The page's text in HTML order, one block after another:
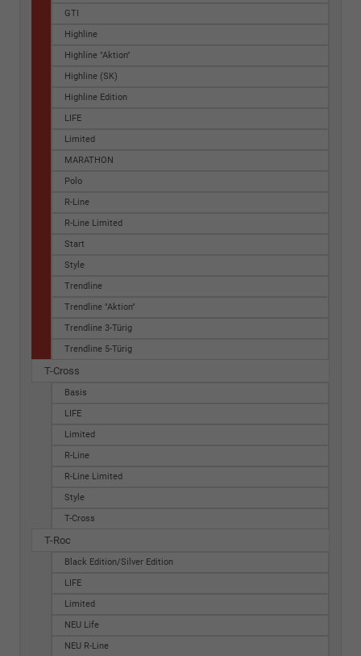
GTI
Highline
Highline "Aktion"
Highline (SK)
Highline Edition
LIFE
Limited
MARATHON
Polo
R-Line
R-Line Limited
Start
Style
Trendline
Trendline "Aktion"
Trendline 3-Türig
Trendline 5-Türig
T-Cross
Basis
LIFE
Limited
R-Line
R-Line Limited
Style
T-Cross
T-Roc
Black Edition/Silver Edition
LIFE
Limited
NEU Life
NEU R-Line